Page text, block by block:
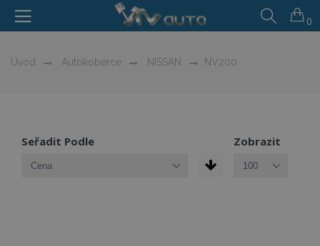
0
Úvod Autokoberce NISSAN NV200
Seřadit Podle Zobrazit